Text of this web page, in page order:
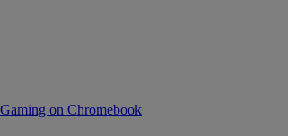
on Chromebook